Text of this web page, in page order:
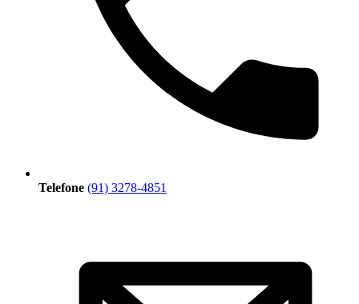
Telefone (91) 3278-4851